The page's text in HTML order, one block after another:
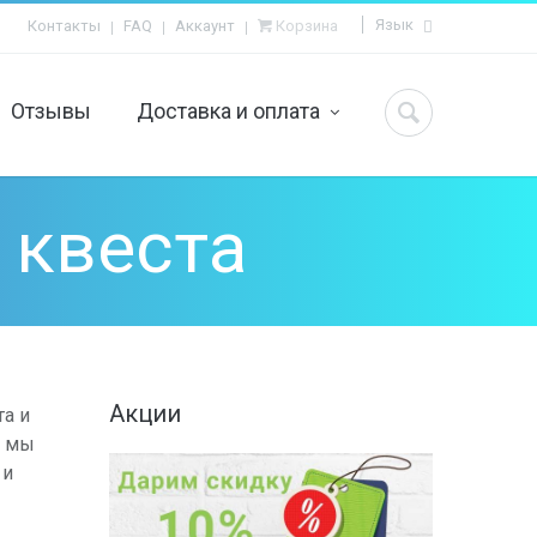
Контакты FAQ Аккаунт Корзина Язык
Отзывы Доставка и оплата
и
мы
Акции